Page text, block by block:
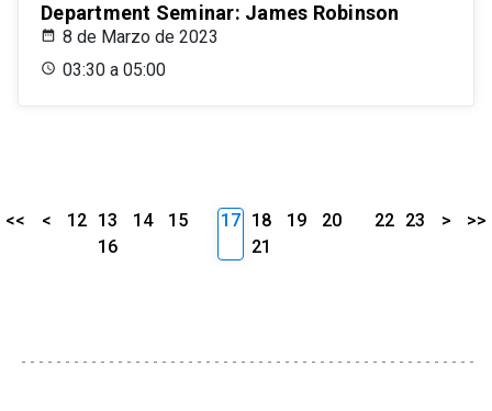
Department Seminar: James Robinson
8 de Marzo de 2023
03:30 a 05:00
<< < 12 13 14
15
16
17 18 19
20
21
22 23 > >>